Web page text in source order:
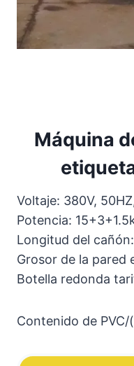
Máquina
Voltaje: 380V,
Potencia:
Longitud del
Grosor de la pared
Botella redonda
Contenido de